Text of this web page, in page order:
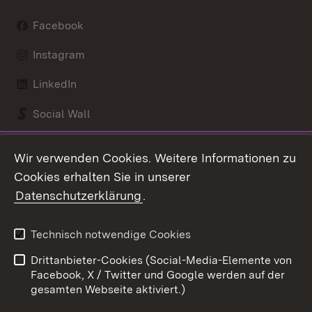
Facebook
Instagram
LinkedIn
Social Wall
Kontakt
Barrierefreiheit
Impressum
Cookies
Wir verwenden Cookies. Weitere Informationen zu
Cookies erhalten Sie in unserer
Datenschutzerklärung.
Technisch notwendige Cookies
Drittanbieter-Cookies (Social-Media-Elemente von
Facebook, X / Twitter und Google werden auf der
gesamten Webseite aktiviert.)